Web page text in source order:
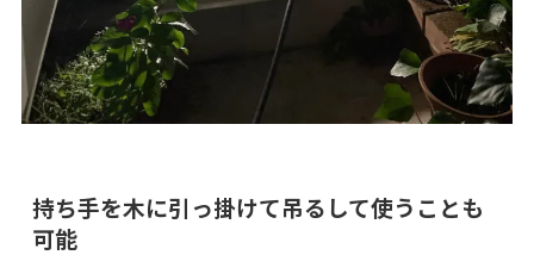
持ち手を木に引っ掛けて吊るして使うことも
可能